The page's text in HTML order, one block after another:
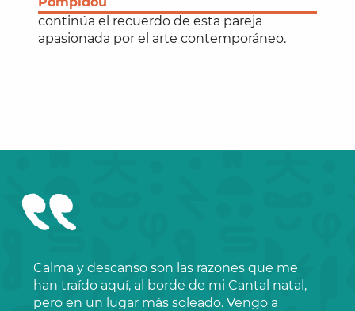
continúa el recuerdo de esta pareja
apasionada por el arte contemporáneo.
Calma y descanso son las razones que me
han traído aquí, al borde de mi Cantal natal,
pero en un lugar más soleado. Vengo a